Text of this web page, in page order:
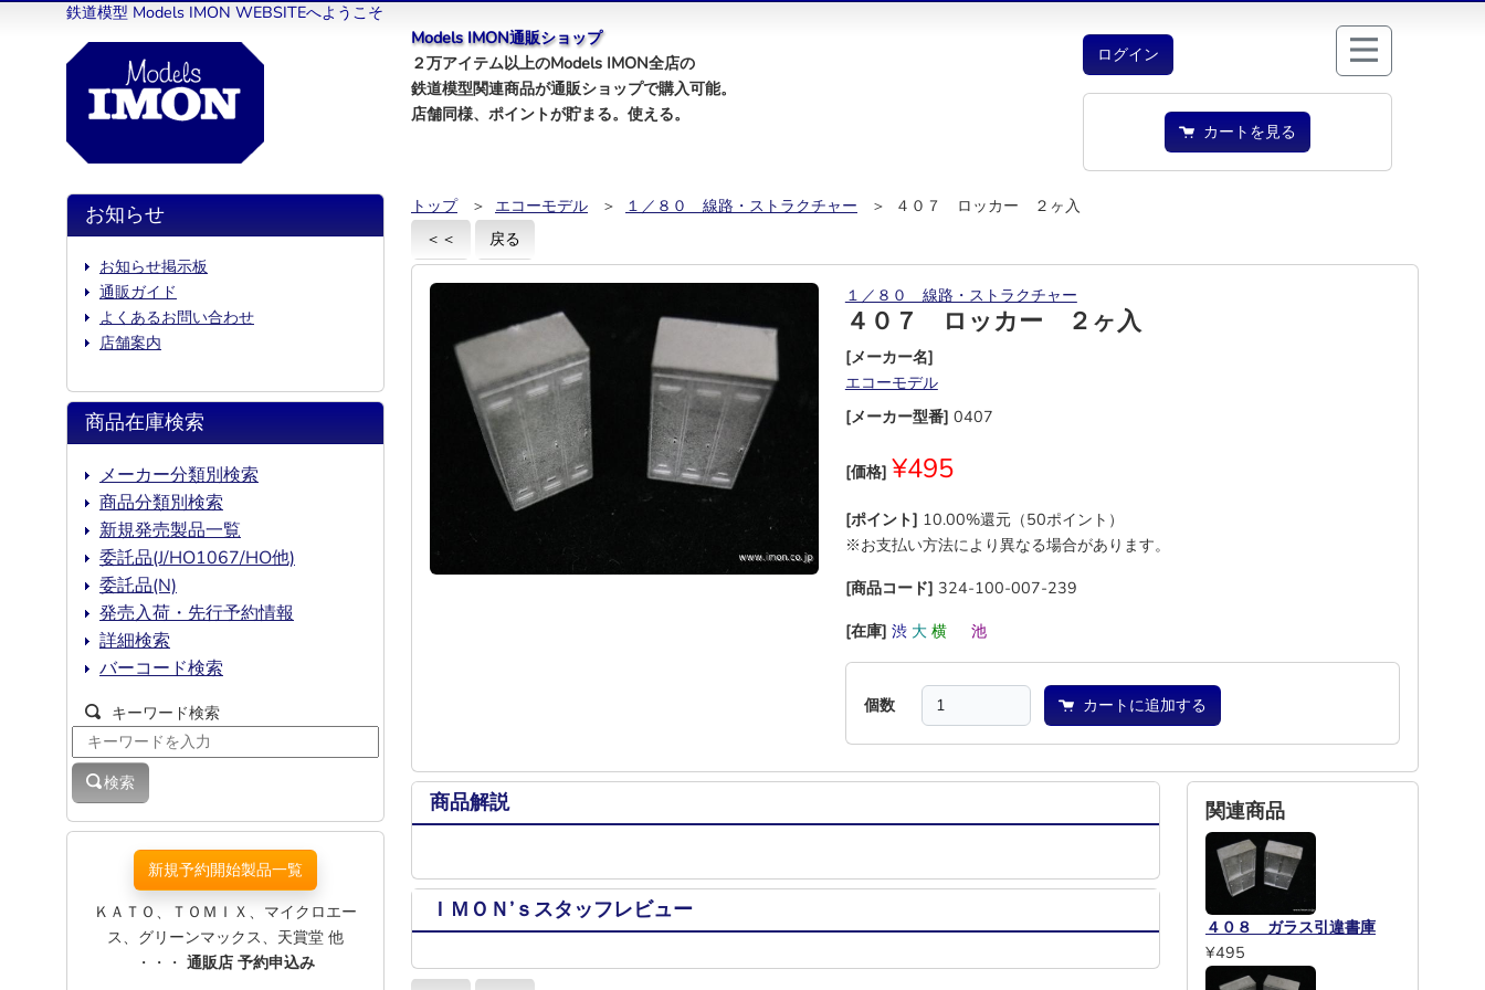
鉄道模型 Models IMON WEBSITEへようこそ
Models IMON通販ショップ
２万アイテム以上のModels IMON全店の
鉄道模型関連商品が通販ショップで購入可能。
店舗同様、ポイントが貯まる。使える。
ログイン
カートを見る
トップ ＞ エコーモデル ＞ １／８０ 線路・ストラクチャー
＞ ４０７ ロッカー ２ヶ入
＜＜
戻る
１／８０ 線路・ストラクチャー
４０７ ロッカー ２ヶ入
[メーカー名]
エコーモデル
[メーカー型番] 0407
[価格] ¥495
[ポイント] 10.00%還元（50ポイント）
※お支払い方法により異なる場合があります。
[商品コード] 324-100-007-239
[在庫] 渋 大 横 池
個数 カートに追加する
商品解説
ＩＭＯＮ’ｓスタッフレビュー
関連商品
４０８ ガラス引違書庫
¥495
お知らせ
お知らせ掲示板
通販ガイド
よくあるお問い合わせ
店舗案内
商品在庫検索
メーカー分類別検索
商品分類別検索
新規発売製品一覧
委託品(J/HO1067/HO他)
委託品(N)
発売入荷・先行予約情報
詳細検索
バーコード検索
キーワード検索
検索
新規予約開始製品一覧
ＫＡＴＯ、ＴＯＭＩＸ、マイクロエー
ス、グリーンマックス、天賞堂 他
・・・ 通販店 予約申込み